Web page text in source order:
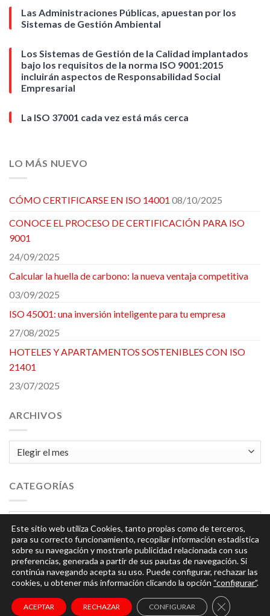
Las Administraciones Públicas, apuestan por los
Sistemas de Gestión Ambiental
Los Sistemas de Gestión de la Calidad implantados
bajo los requisitos de la norma ISO 9001:2015
incluirán aspectos de Responsabilidad Social
Empresarial
La ISO 37001 cada vez está más cerca
LO MÁS NUEVO
CÓMO CERTIFICARSE EN ISO 14001 08/10/2025
CONOCE EL PROCESO DE CERTIFICACIÓN PARA ISO
9001
24/09/2025
Calcular la huella de carbono: la nueva ventaja competitiva
03/09/2025
ISO 45001: una inversión inteligente para tu empresa
27/08/2025
HOTELES Y APARTAMENTOS SOSTENIBLES CON ISO
21401
23/07/2025
ARCHIVOS
Archivos
CATEGORÍAS
Categorías
© 2026Integra| Todos los derechos reservados |
Legal y Política de Privacidad
| Política de Cookies
Este sitio web utiliza Cookies, tanto propias como de terceros,
para su correcto funcionamiento, recopilar información estadística
sobre su navegación y mostrarle publicidad relacionada con sus
preferencias, generada a partir de sus pautas de navegación. Si
continúa navegando acepta su uso. Puede configurar, rechazar las
cookies, u obtener más información clicando la opción “configurar”.
ACEPTAR RECHAZAR CONFIGURAR CERRAR